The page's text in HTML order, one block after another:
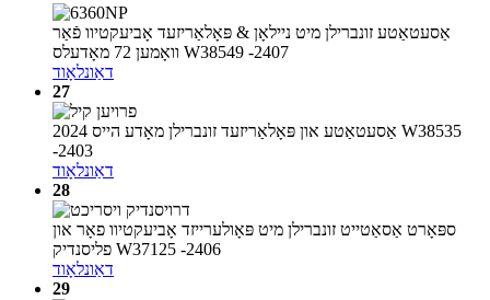
אַסעטאַטע זונברילן מיט ניילאָן & פּאָלאַריזעד אָביעקטיוו פֿאַר
וואָמען 72 מאָדעלס W38549 -2407
דאַונלאָוד
27
אַסעטאַטע און פּאָלאַריזעד זונברילן מאָדע הייס 2024 W38535
-2403
דאַונלאָוד
28
ספּאָרט אַסאַטייט זונברילן מיט פּאָולערייזד אָביעקטיוו פאָר און
פליסנדיק W37125 -2406
דאַונלאָוד
29